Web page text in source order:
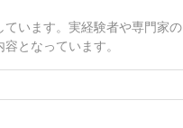
います。実経験者や専門家の
となっています。